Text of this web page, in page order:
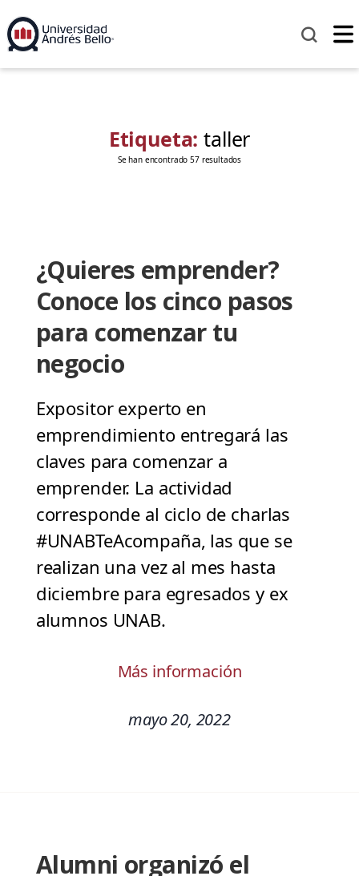
Etiqueta:taller
Se han encontrado 57 resultados
¿Quieres emprender?
Conoce los cinco pasos
para comenzar tu
negocio
Expositor experto en
emprendimiento entregará las
claves para comenzar a
emprender. La actividad
corresponde al ciclo de charlas
#UNABTeAcompaña, las que se
realizan una vez al mes hasta
diciembre para egresados y ex
alumnos UNAB.
Más información
mayo 20, 2022
Alumni organizó el